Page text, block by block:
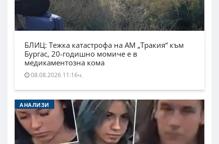
БЛИЦ: Тежка катастрофа на АМ „Тракия“ към
Бургас, 20-годишно момиче е в
медикаментозна кома
08.08.2026 11:16ч.
АНАЛИЗИ